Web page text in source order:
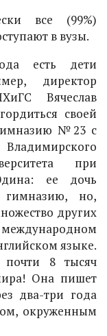
все (99%)
в вузы.
есть дети
директор
Вячеслав
своей
№23 с
при
ее дочь
гимназию, но,
других
международном
языке.
почти 8 тысяч
Она пишет
два-три года
окруженным